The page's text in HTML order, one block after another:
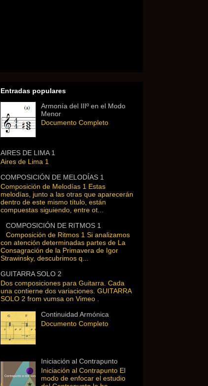
Entradas populares
Armonía del IIIº en el Modo
Menor
Documento Completo
AIRES DE LIMA 1
Aires de Lima 1
COMPOSICIÓN DE MELODÍAS 1
Composición de Melodías 1 Estas
melodías, junto a las otras que aparecerán
dentro de este mismo título, están
compuestas siguiendo, entre ot...
COMPOSICIÓN DE RITMOS 1
Composición de Ritmos 1 Si analizamos
con atención determinadas partes de La
Consagración de la Primavera de Igor
Strawinsky, descubrimos q...
GUITARRA SOLO 2
Dos composiciones para Guitarra. Cada
una contierne dos variaciones. GUITARRA
SOLO 2 from vumsa on Vimeo .
Continuidad Armónica
Documento Completo
Iniciación al Contrapunto
Iniciación al Contrapunto El
modo de enfocar el estudio